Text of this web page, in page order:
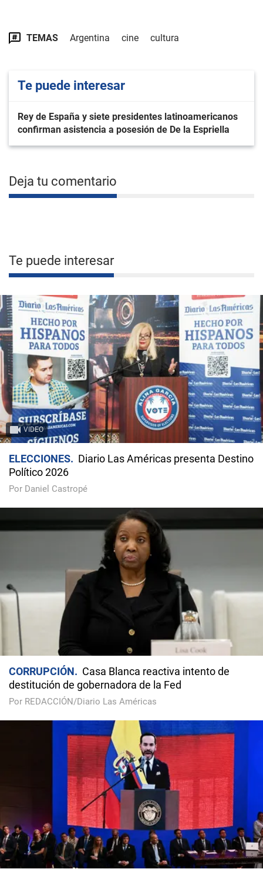
TEMAS Argentina cine cultura
Te puede interesar
Rey de España y siete presidentes latinoamericanos
confirman asistencia a posesión de De la Espriella
Deja tu comentario
Te puede interesar
VIDEO
ELECCIONES
Diario Las Américas presenta Destino
Político 2026
Por Daniel Castropé
CORRUPCIÓN
Casa Blanca reactiva intento de
destitución de gobernadora de la Fed
Por REDACCIÓN/Diario Las Américas